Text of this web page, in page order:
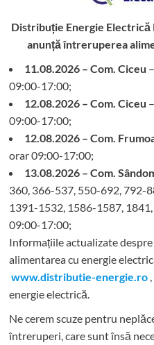
Distribuție Energie Electrică
anunță întreruperea
11.08.2026 – Com. Ciceu
09:00-17:00;
12.08.2026 – Com. Ciceu
09:00-17:00;
12.08.2026 – Com.
orar 09:00-17:00;
13.08.2026 – Com.
360, 366-537, 550-692, 792-
1391-1532, 1586-1587,
09:00-17:00;
Informațiile actualizate
alimentarea cu energie
www.distributie-energie.ro
energie electrică.
Ne cerem scuze pentru
întreruperi, care sunt însă